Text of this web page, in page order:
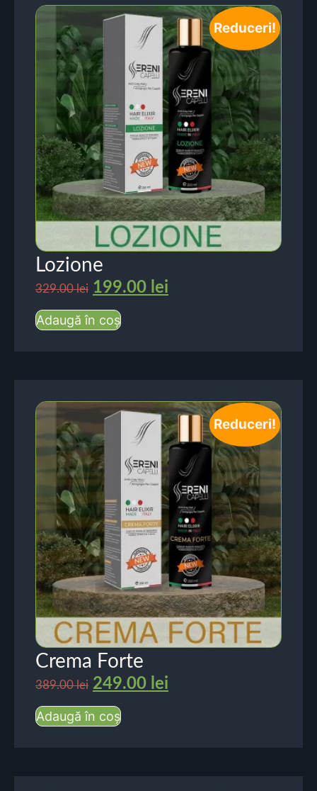
Reduceri!
Lozione
329.00lei 199.00 lei
Adaugă în coș
Reduceri!
Crema Forte
389.00lei 249.00 lei
Adaugă în coș